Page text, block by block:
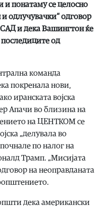
и понатаму се целосно
и одлучувачки“ одговор
и дека Вашингтон ќе
последиците од
команда
покренала нови,
иранската војска
Апачи во близина на
на ЦЕНТКОМ се
„делувала во
по налог на
Трамп. „Мисијата
на неоправданата
дека американски